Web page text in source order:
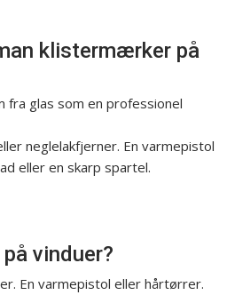
klistermærker på
fra glas som en professionel
neglelakfjerner. En varmepistol
eller en skarp spartel.
vinduer?
En varmepistol eller hårtørrer.